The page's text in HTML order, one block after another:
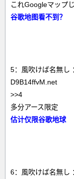
これGoogleマップ
谷歌地图看不到？
5：風吹けば名無し
D9B14ffvM.net
>>4
多分アース限定
估计仅限谷歌地球
6：風吹けば名無し